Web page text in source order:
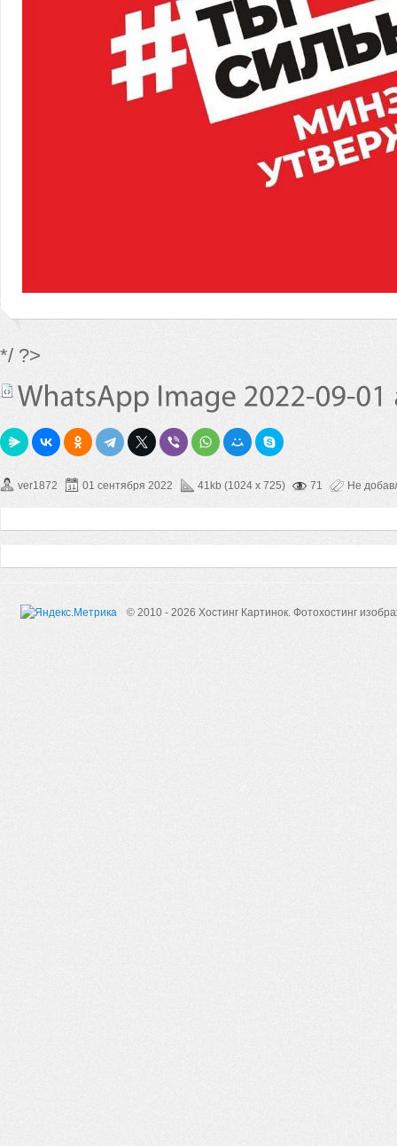
*/ ?>
ver1872 01 сентября 2022 41kb (1024 x 725) 71 Не
© 2010 - 2026 Хостинг Картинок. Фотохостинг